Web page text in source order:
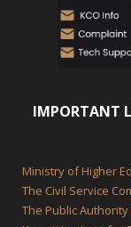
IMPORTANT
Ministry of Higher
The Civil Service
The Public